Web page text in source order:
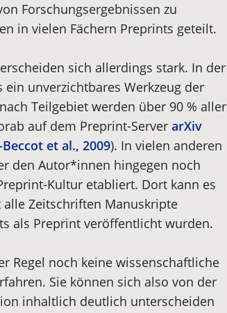
Forschungs­ergebnissen zu
in vielen Fächern Preprints geteilt.
sich allerdings stark. In der
ein unverzichtbares Werkzeug der
Teilgebiet werden über 90 % aller
auf dem Preprint-Server arXiv
et al., 2009). In vielen anderen
den Autor*innen hingegen noch
Kultur etabliert. Dort kann es
alle Zeitschriften Manuskripte
als Preprint veröffentlicht wurden.
Regel noch keine wissenschaftliche
Sie können sich also von der
inhaltlich deutlich unterscheiden